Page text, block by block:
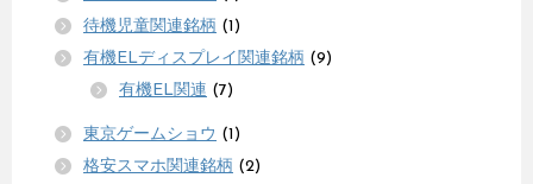
待機児童関連銘柄 (1)
有機ELディスプレイ関連銘柄 (9)
有機EL関連 (7)
東京ゲームショウ (1)
格安スマホ関連銘柄 (2)